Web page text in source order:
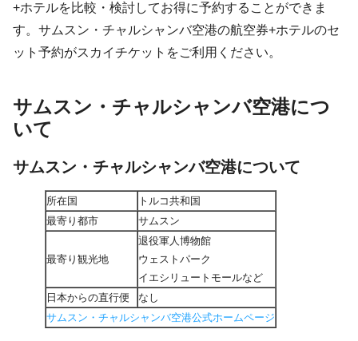
+ホテルを比較・検討してお得に予約することができま
す。サムスン・チャルシャンバ空港の航空券+ホテルのセ
ット予約がスカイチケットをご利用ください。
サムスン・チャルシャンバ空港につ
いて
サムスン・チャルシャンバ空港について
所在国
トルコ共和国
最寄り都市
サムスン
最寄り観光地
退役軍人博物館
ウェストパーク
イエシリュートモールなど
日本からの直行便
なし
サムスン・チャルシャンバ空港公式ホームページ